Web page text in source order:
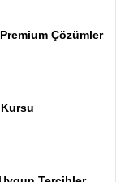
Çözümler